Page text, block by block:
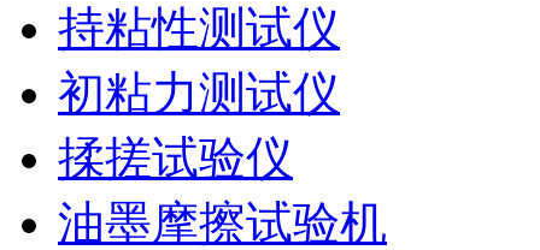
持粘性测试仪
初粘力测试仪
揉搓试验仪
油墨摩擦试验机